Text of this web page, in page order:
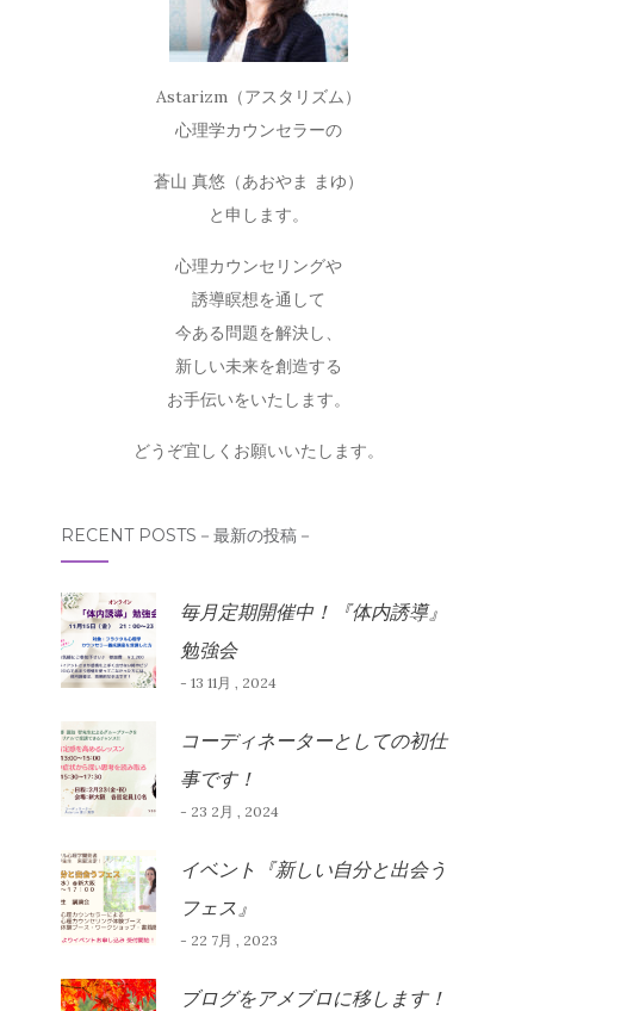
Astarizm（アスタリズム）
心理学カウンセラーの
蒼山 真悠（あおやま まゆ）
と申します。
心理カウンセリングや
誘導瞑想を通して
今ある問題を解決し、
新しい未来を創造する
お手伝いをいたします。
どうぞ宜しくお願いいたします。
RECENT POSTS－最新の投稿－
毎月定期開催中！『体内誘導』
勉強会
- 13 11月 , 2024
コーディネーターとしての初仕
事です！
- 23 2月 , 2024
イベント『新しい自分と出会う
フェス』
- 22 7月 , 2023
ブログをアメブロに移します！